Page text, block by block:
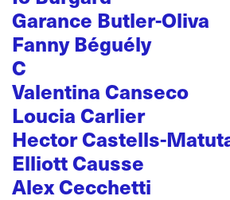
Garance Butler-Oliva
Fanny Béguély
C
Valentina Canseco
Loucia Carlier
Hector Castells-
Elliott Causse
Alex Cecchetti